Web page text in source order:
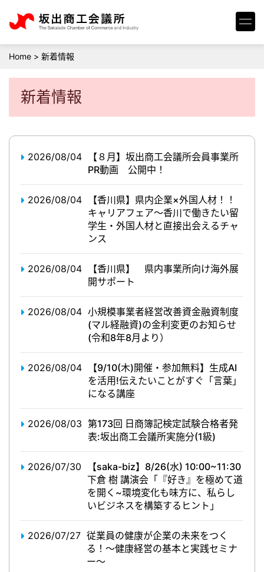
Home > 新着情報
新着情報
2026/08/04
【８月】坂出商工会議所会員事業所
PR動画 公開中！
2026/08/04
【香川県】県内企業×外国人材！！
キャリアフェア～香川で働きたい留
学生・外国人材と直接出会えるチャ
ンス
2026/08/04
【香川県】 県内事業所向け海外展
開サポート
2026/08/04 小規模事業者経営改善資金融資制度
(マル経融資)の金利変更のお知らせ
(令和8年8月より）
2026/08/04
【9/10(木)開催・参加無料】生成AI
を活用!伝えたいことがすぐ「言葉」
になる講座
2026/08/03 第173回 日商簿記検定試験合格者発
表:坂出商工会議所実施分(1級)
2026/07/30
【saka-biz】8/26(水) 10:00~11:30
下倉 樹 講演会「『好き』を極めて道
を開く~環境変化も味方に、私らし
いビジネスを構築するヒント」
2026/07/27 従業員の健康が企業の未来をつく
る！～健康経営の基本と実践セミナ
ー～